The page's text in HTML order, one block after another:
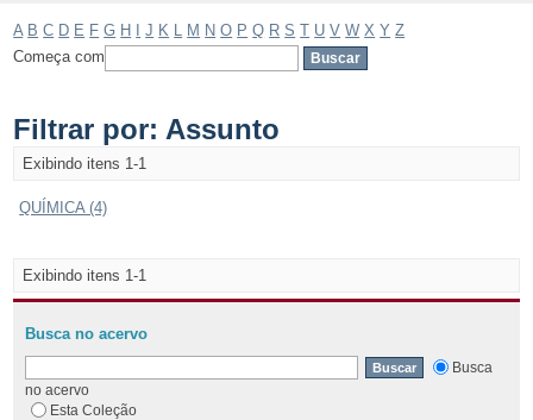
A B C D E F G H J K M N O P Q R S T U V W X Y Z
Começa com
Filtrar por: Assunto
Exibindo itens 1-1
QUÍMICA (4)
Exibindo itens 1-1
Busca no acervo
Busca
no acervo
Esta Coleção